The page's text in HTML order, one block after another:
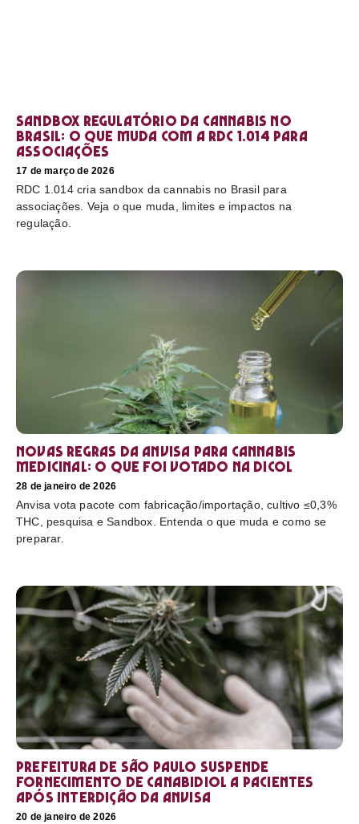
Sandbox regulatório da cannabis no
Brasil: o que muda com a RDC 1.014 para
associações
17 de março de 2026
RDC 1.014 cria sandbox da cannabis no Brasil para
associações. Veja o que muda, limites e impactos na
regulação.
Novas regras da Anvisa para cannabis
medicinal: o que foi votado na Dicol
28 de janeiro de 2026
Anvisa vota pacote com fabricação/importação, cultivo ≤0,3%
THC, pesquisa e Sandbox. Entenda o que muda e como se
preparar.
Prefeitura de São Paulo suspende
fornecimento de canabidiol a pacientes
após interdição da Anvisa
20 de janeiro de 2026